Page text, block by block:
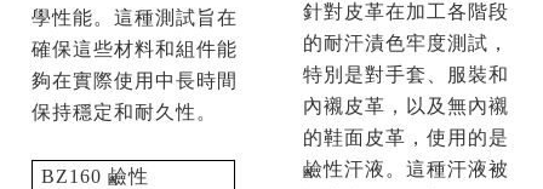
學性能。這種測試旨在
確保這些材料和組件能
夠在實際使用中長時間
保持穩定和耐久性。
BZ160鹼性
針對皮革在加工各階段
的耐汗漬色牢度測試，
特別是對手套、服裝和
內襯皮革，以及無內襯
的鞋面皮革，使用的是
鹼性汗液。這種汗液被